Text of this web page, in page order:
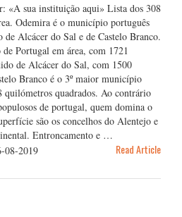
«A sua instituição aqui» Lista dos 308
Odemira é o município português
Alcácer do Sal e de Castelo Branco.
Portugal em área, com 1721
de Alcácer do Sal, com 1500
Branco é o 3º maior município
quilómetros quadrados. Ao contrário
de portugal, quem domina o
são os concelhos do Alentejo e
Entroncamento e …
08-2019 Read Article